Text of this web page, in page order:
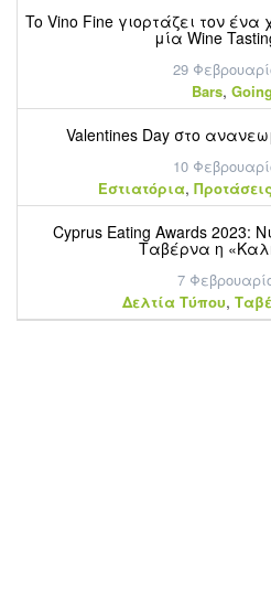
To Vino Fine γιορτάζει τον
μία Wine
29
Bars,
Valentines Day στο
10
Εστιατόρια,
Cyprus Eating Awards 2023:
Ταβέρνα η
7
Δελτία Τύπου,